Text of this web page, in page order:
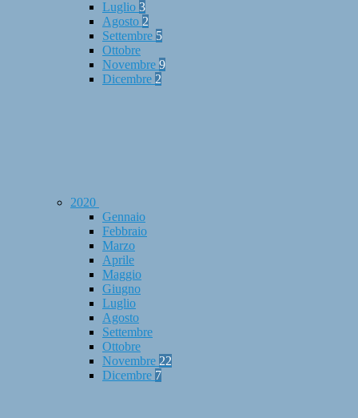
Luglio 3
Agosto 2
Settembre 5
Ottobre
Novembre 9
Dicembre 2
2020
Gennaio
Febbraio
Marzo
Aprile
Maggio
Giugno
Luglio
Agosto
Settembre
Ottobre
Novembre 22
Dicembre 7